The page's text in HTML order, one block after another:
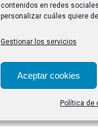
contenidos en redes
personalizar cuáles quiere
Gestionar los servicios
Aceptar cookies
Política de